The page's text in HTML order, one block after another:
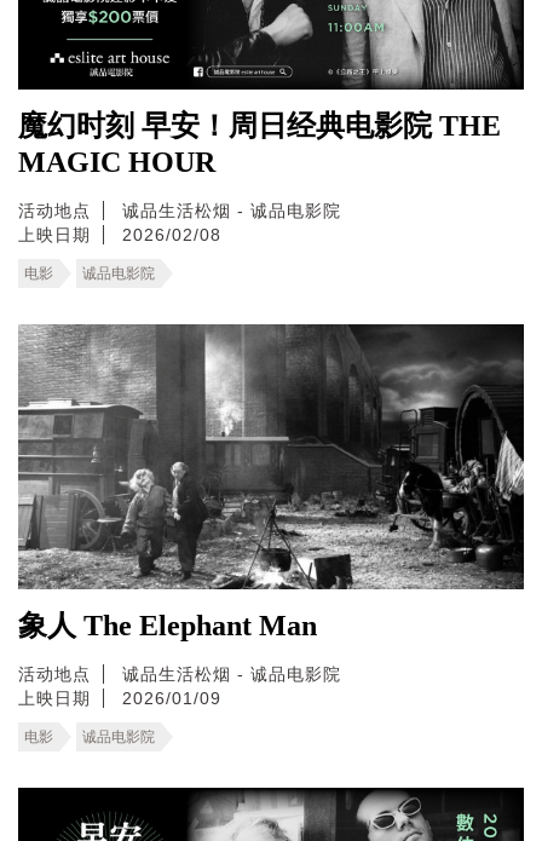
魔幻时刻 早安！周日经典电影院 THE
MAGIC HOUR
活动地点
诚品生活松烟 - 诚品电影院
上映日期
2026/02/08
电影 诚品电影院
象人 The Elephant Man
活动地点
诚品生活松烟 - 诚品电影院
上映日期
2026/01/09
电影 诚品电影院